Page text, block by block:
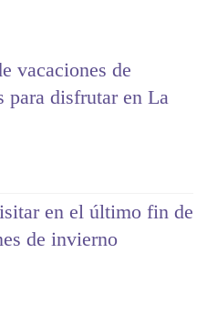
vacaciones de
para disfrutar en La
en el último fin de
de invierno